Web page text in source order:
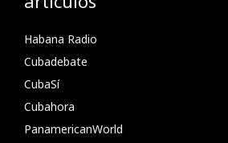
Habana Radio
Cubadebate
CubaSí
Cubahora
PanamericanWorld